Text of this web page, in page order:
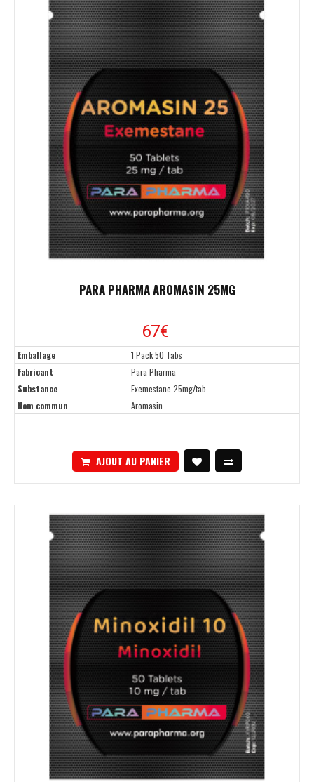
PARA PHARMA AROMASIN 25MG
67€
Emballage
1 Pack 50 Tabs
Fabricant
Para Pharma
Substance
Exemestane 25mg/tab
Nom commun
Aromasin
AJOUT AU PANIER